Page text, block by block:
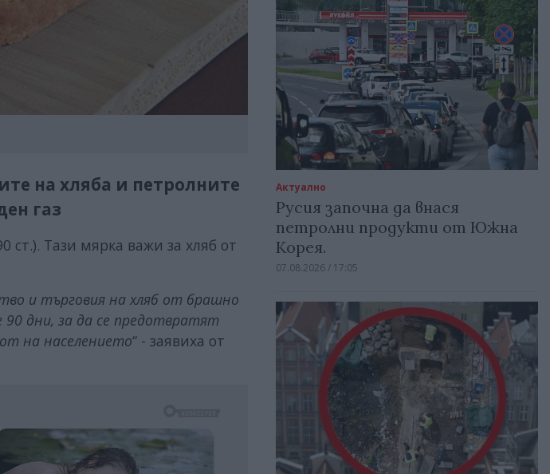
на хляба и петролните
газ
ст.). Тази мярка важи за хляб от
и търговия на хляб от брашно
90 дни, за да се предотвратят
на населението“ - заявиха от
Актуално
Русия започна да внася
петролни продукти от Южна
Корея.
07.08.2026 / 17:05